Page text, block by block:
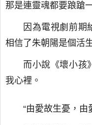
那是連靈魂都要踉蹌
因為電視劇前期
相信了朱朝陽是個活
而小說《壞小孩
我心裡。
“由愛故生憂，由